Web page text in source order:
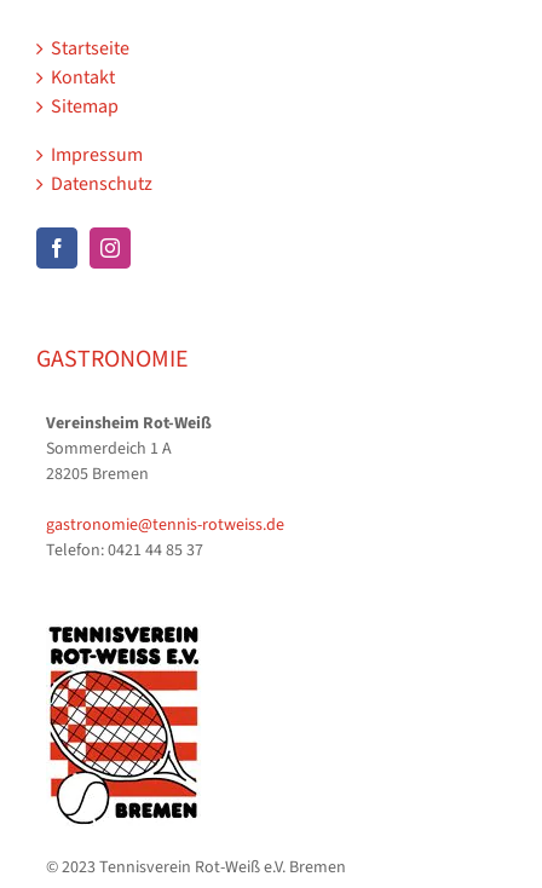
Startseite
Kontakt
Sitemap
Impressum
Datenschutz
GASTRONOMIE
Vereinsheim Rot-Weiß
Sommerdeich 1 A
28205 Bremen
gastronomie@tennis-rotweiss.de
Telefon: 0421 44 85 37
© 2023 Tennisverein Rot-Weiß e.V. Bremen